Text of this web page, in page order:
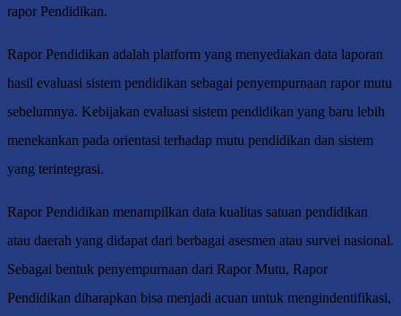
rapor Pendidikan.
Rapor Pendidikan adalah platform yang menyediakan data laporan
hasil evaluasi sistem pendidikan sebagai penyempurnaan rapor mutu
sebelumnya. Kebijakan evaluasi sistem pendidikan yang baru lebih
menekankan pada orientasi terhadap mutu pendidikan dan sistem
yang terintegrasi.
Rapor Pendidikan menampilkan data kualitas satuan pendidikan
atau daerah yang didapat dari berbagai asesmen atau survei nasional.
Sebagai bentuk penyempurnaan dari Rapor Mutu, Rapor
Pendidikan diharapkan bisa menjadi acuan untuk mengindentifikasi,